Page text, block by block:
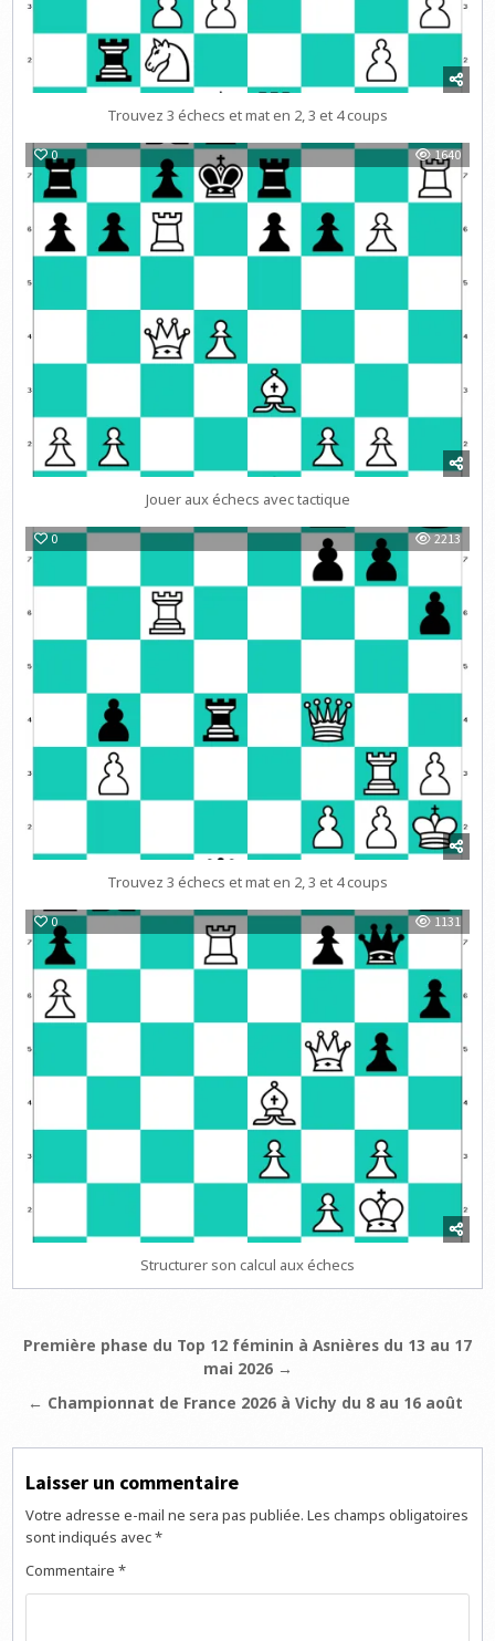
Trouvez 3 échecs et mat en 2, 3 et 4 coups
0 1640
Jouer aux échecs avec tactique
0 2213
Trouvez 3 échecs et mat en 2, 3 et 4 coups
0 1131
Structurer son calcul aux échecs
Navigation
l’article
Première phase du Top 12 féminin à Asnières du 13 au 17
mai 2026 →
← Championnat de France 2026 à Vichy du 8 au 16 août
Laisser un commentaire
Votre adresse e-mail ne sera pas publiée. Les champs obligatoires
sont indiqués avec*
Commentaire*